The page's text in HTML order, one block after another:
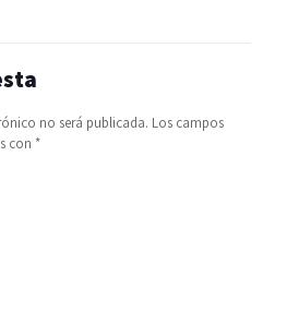
no será publicada. Los campos
con *